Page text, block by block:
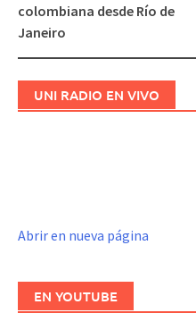
colombiana desde Río de
Janeiro
UNI RADIO EN VIVO
Abrir en nueva página
EN YOUTUBE